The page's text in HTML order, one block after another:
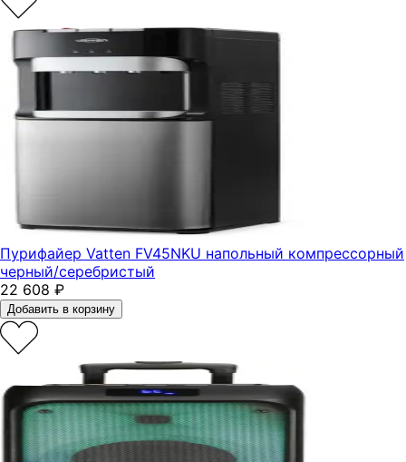
Пурифайер Vatten FV45NKU напольный компрессорный
черный/серебристый
22 608 ₽
Добавить в корзину